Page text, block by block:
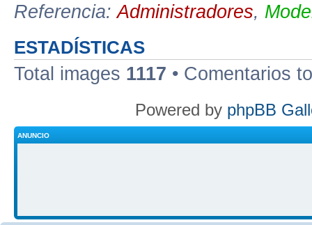
Referencia:Administradores,
ESTADÍSTICAS
Total images 1117 • Comentarios
Powered by phpBB
ANUNCIO